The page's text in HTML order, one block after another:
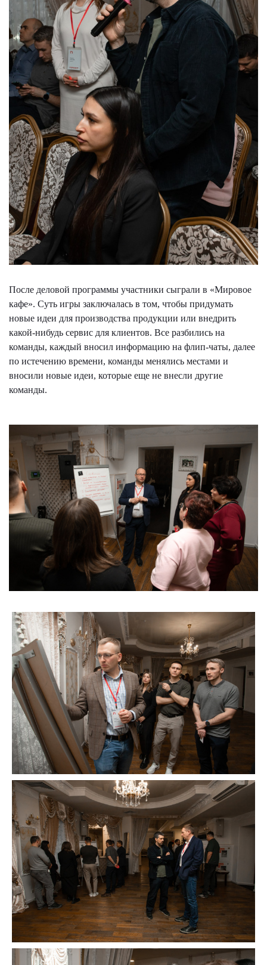
После деловой программы участники сыграли в «Мировое
кафе». Суть игры заключалась в том, чтобы придумать
новые идеи для производства продукции или внедрить
какой-нибудь сервис для клиентов. Все разбились на
команды, каждый вносил информацию на флип-чаты, далее
по истечению времени, команды менялись местами и
вносили новые идеи, которые еще не внесли другие
команды.